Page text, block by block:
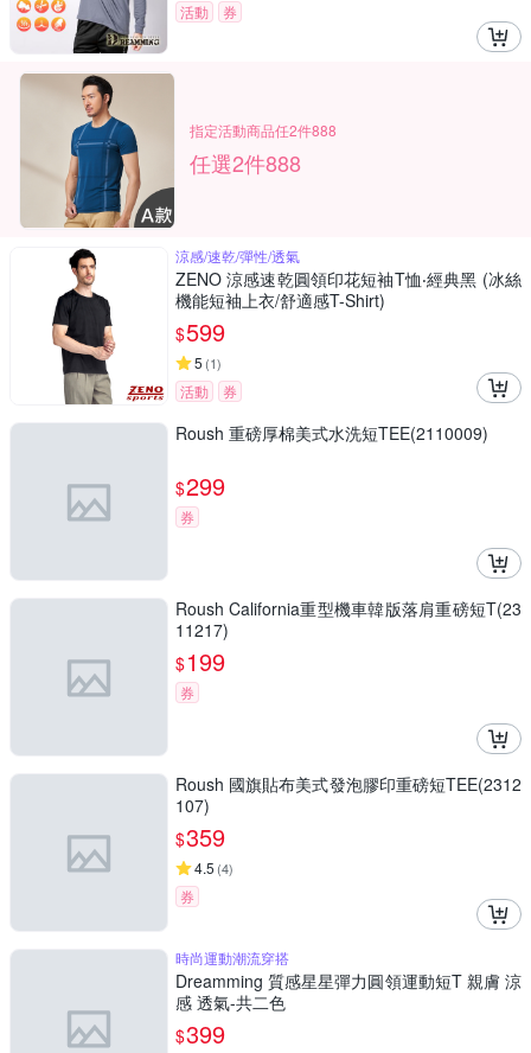
活動 券
指定活動商品任2件888
任選2件888
涼感/速乾/彈性/透氣
ZENO 涼感速乾圓領印花短袖T恤‧經典黑 (冰絲
機能短袖上衣/舒適感T-Shirt)
$599
5 (1)
活動 券
Roush 重磅厚棉美式水洗短TEE(2110009)
$299
券
Roush California重型機車韓版落肩重磅短T(23
11217)
$199
券
Roush 國旗貼布美式發泡膠印重磅短TEE(2312
107)
$359
4.5 (4)
券
時尚運動潮流穿搭
Dreamming 質感星星彈力圓領運動短T 親膚 涼
感 透氣-共二色
$399